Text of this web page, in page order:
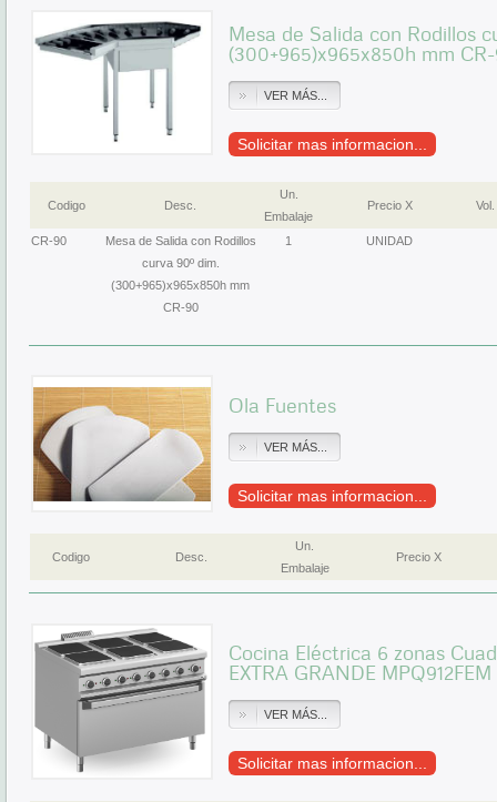
Mesa de Salida con Rodillos
(300+965)x965x850h mm
VER MÁS...
Solicitar mas informacion...
Codigo Desc.
Un.
Embalaje
Precio X Vol.
CR-90
Mesa de Salida con Rodillos
curva 90º dim.
(300+965)x965x850h mm
CR-90
1 UNIDAD
Ola Fuentes
VER MÁS...
Solicitar mas informacion...
Codigo Desc.
Un.
Embalaje
Precio X
Cocina Eléctrica 6 zonas
EXTRA GRANDE
VER MÁS...
Solicitar mas informacion...